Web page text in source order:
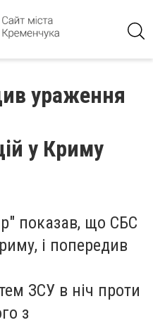
ураження
у Криму
показав, що СБС
і попередив
ЗСУ в ніч проти
з